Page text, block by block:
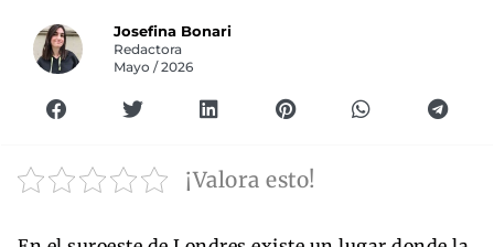
Josefina Bonari
Redactora
Mayo / 2026
¡Valora esto!